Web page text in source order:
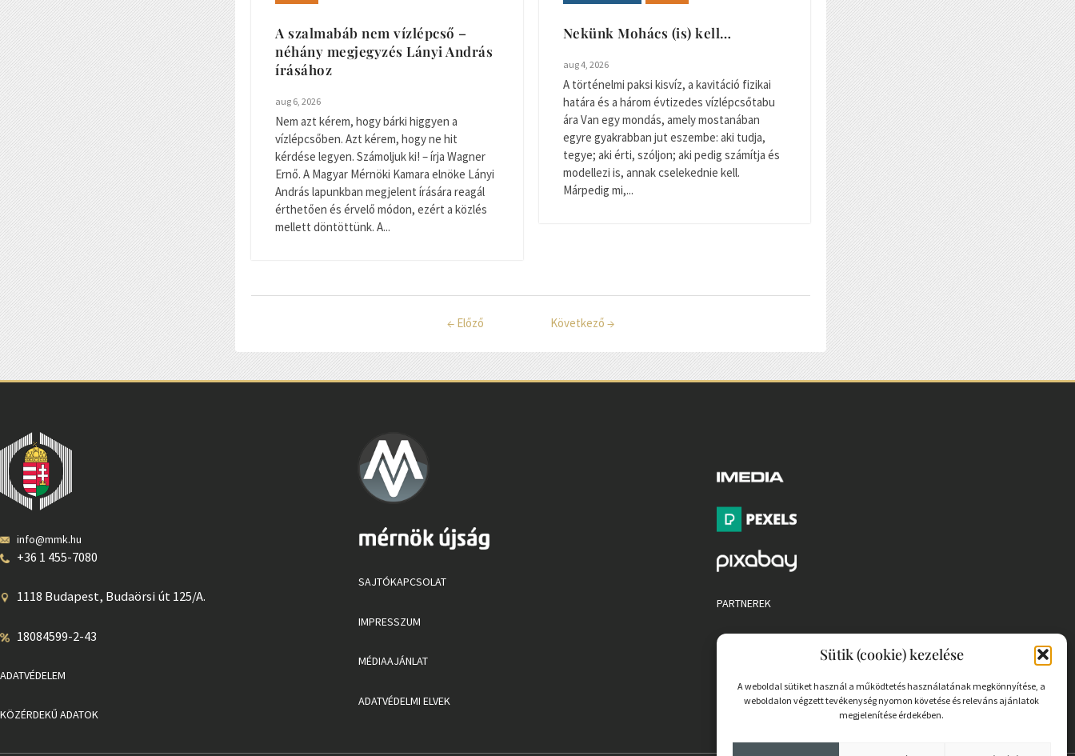
Sütik (cookie) kezelése
A weboldal sütiket használ a működtetés használatának megkönnyítése, a
weboldalon végzett tevékenység nyomon követése és releváns ajánlatok
megjelenítése érdekében.
A szalmabáb nem vízlépcső –
néhány megjegyzés Lányi András
írásához
aug 6, 2026
Nem azt kérem, hogy bárki higgyen a
vízlépcsőben. Azt kérem, hogy ne hit
kérdése legyen. Számoljuk ki! – írja Wagner
Ernő. A Magyar Mérnöki Kamara elnöke Lányi
András lapunkban megjelent írására reagál
érthetően és érvelő módon, ezért a közlés
mellett döntöttünk. A...
Nekünk Mohács (is) kell…
aug 4, 2026
A történelmi paksi kisvíz, a kavitáció fizikai
határa és a három évtizedes vízlépcsőtabu
ára Van egy mondás, amely mostanában
egyre gyakrabban jut eszembe: aki tudja,
tegye; aki érti, szóljon; aki pedig számítja és
modellezi is, annak cselekednie kell.
Márpedig mi,...
← Előző Következő →
info@mmk.hu
+36 1 455-7080
1118 Budapest, Budaörsi út 125/A.
18084599-2-43
ADATVÉDELEM
KÖZÉRDEKŰ ADATOK
SAJTÓKAPCSOLAT
IMPRESSZUM
MÉDIAAJÁNLAT
ADATVÉDELMI ELVEK
PARTNEREK
COOKIE SZABÁLYZAT